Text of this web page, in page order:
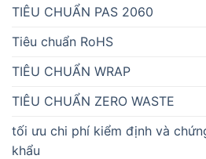
TIÊU CHUẨN PAS 2060
Tiêu chuẩn RoHS
TIÊU CHUẨN WRAP
TIÊU CHUẨN ZERO WASTE
tối ưu chi phí kiểm định và
khẩu